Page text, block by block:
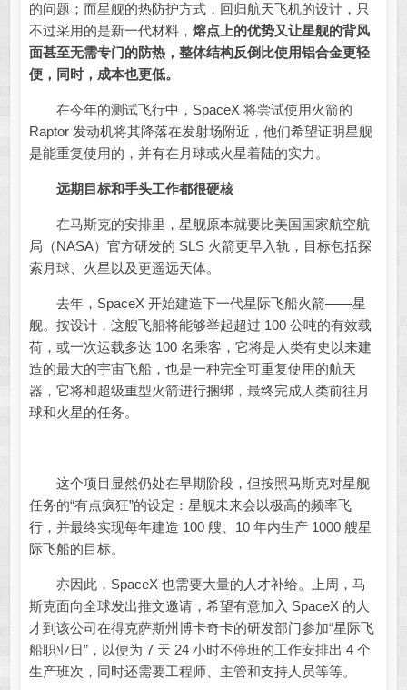
的问题；而星舰的热防护方式，回归航天飞机的设计，只
不过采用的是新一代材料， 熔点上的优势又让星舰的背风
面甚至无需专门的防热，整体结构反倒比使用铝合金更轻
便，同时，成本也更低。
在今年的测试飞行中，SpaceX 将尝试使用火箭的
Raptor 发动机将其降落在发射场附近，他们希望证明星舰
是能重复使用的，并有在月球或火星着陆的实力。
远期目标和手头工作都很硬核
在马斯克的安排里，星舰原本就要比美国国家航空航
局（NASA）官方研发的 SLS 火箭更早入轨，目标包括探
索月球、火星以及更遥远天体。
去年，SpaceX 开始建造下一代星际飞船火箭——星
舰。按设计，这艘飞船将能够举起超过 100 公吨的有效载
荷，或一次运载多达 100 名乘客，它将是人类有史以来建
造的最大的宇宙飞船，也是一种完全可重复使用的航天
器，它将和超级重型火箭进行捆绑，最终完成人类前往月
球和火星的任务。
这个项目显然仍处在早期阶段，但按照马斯克对星舰
任务的“有点疯狂”的设定：星舰未来会以极高的频率飞
行，并最终实现每年建造 100 艘、10 年内生产 1000 艘星
际飞船的目标。
亦因此，SpaceX 也需要大量的人才补给。上周，马
斯克面向全球发出推文邀请，希望有意加入 SpaceX 的人
才到该公司在得克萨斯州博卡奇卡的研发部门参加“星际飞
船职业日”，以便为 7 天 24 小时不停班的工作安排出 4 个
生产班次，同时还需要工程师、主管和支持人员等等。